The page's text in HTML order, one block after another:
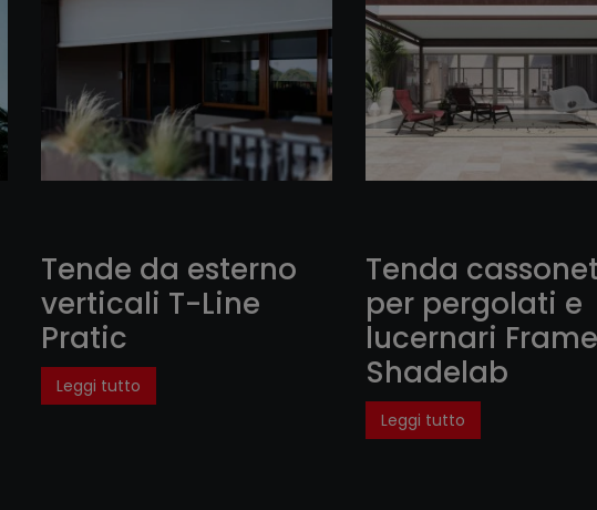
Tende da esterno
verticali T-Line
Pratic
Leggi tutto
Tenda
per pergolati e
lucernari Frame
Shadelab
Leggi tutto